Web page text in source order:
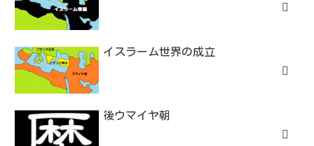
イスラーム世界の成立
後ウマイヤ朝